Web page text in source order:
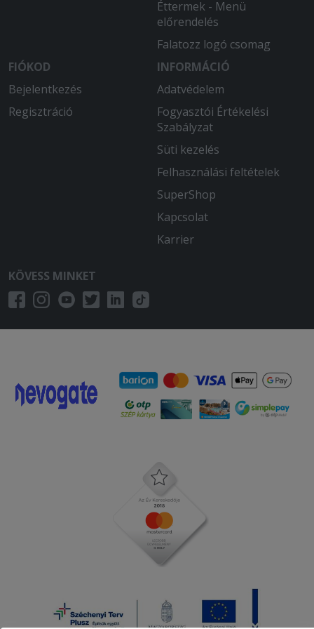
Éttermek - Menü
előrendelés
Falatozz logó csomag
FIÓKOD
Bejelentkezés
Regisztráció
INFORMÁCIÓ
Adatvédelem
Fogyasztói Értékelési
Szabályzat
Süti kezelés
Felhasználási feltételek
SuperShop
Kapcsolat
Karrier
KÖVESS MINKET